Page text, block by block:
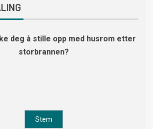
deg å stille opp med husrom etter
storbrannen?